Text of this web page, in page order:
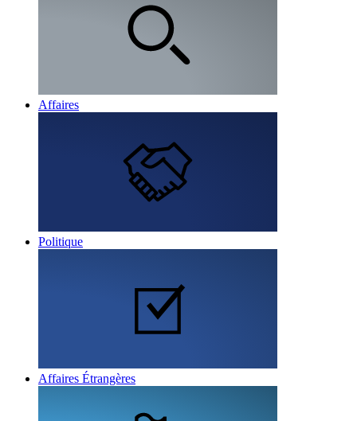
Affaires
Politique
Affaires Étrangères